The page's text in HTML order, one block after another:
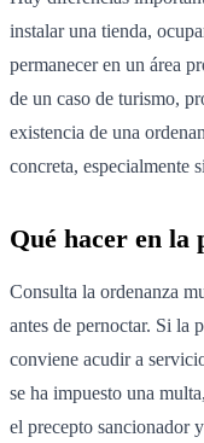
instalar una tienda,
permanecer en un área
de un caso de turismo,
existencia de una
concreta, especialmente
Qué hacer en la
Consulta la ordenanza
antes de pernoctar. Si la
conviene acudir a
se ha impuesto una
el precepto sancionador